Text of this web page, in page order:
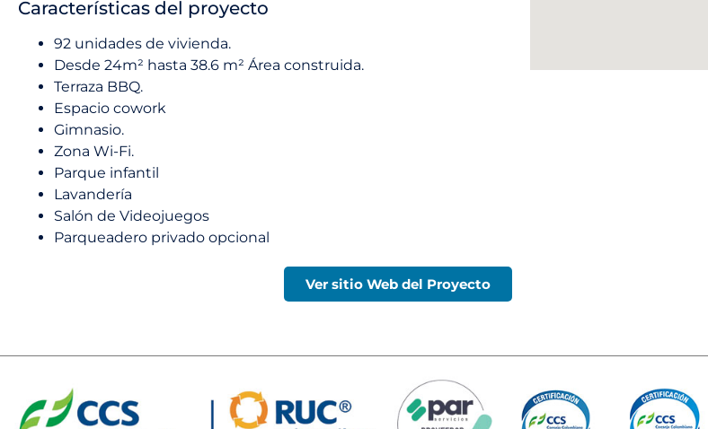
Características del proyecto
92 unidades de vivienda.
Desde 24m² hasta 38.6 m² Área construida.
Terraza BBQ.
Espacio cowork
Gimnasio.
Zona Wi-Fi.
Parque infantil
Lavandería
Salón de Videojuegos
Parqueadero privado opcional
Ver sitio Web del Proyecto